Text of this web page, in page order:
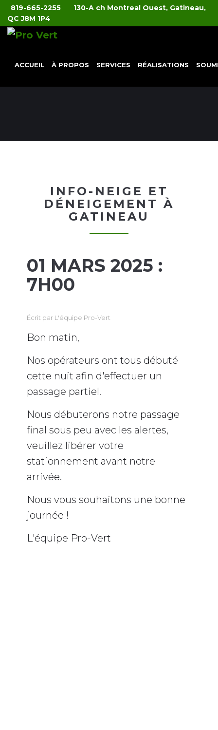
819-665-2255
130-A ch Montreal Ouest, Gatineau,
QC J8M 1P4
ACCUEIL À PROPOS SERVICES RÉALISATIONS
INFO-NEIGE ET
DÉNEIGEMENT À
GATINEAU
01 MARS 2025 :
7H00
Écrit par L'équipe Pro-Vert
Bon matin,
Nos opérateurs ont tous débuté
cette nuit afin d'effectuer un
passage partiel.
Nous débuterons notre passage
final sous peu avec les alertes,
veuillez libérer votre
stationnement avant notre
arrivée.
Nous vous souhaitons une bonne
journée !
L'équipe Pro-Vert